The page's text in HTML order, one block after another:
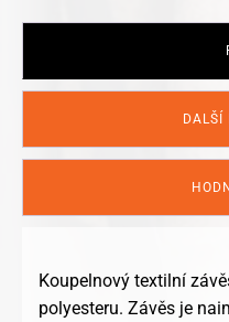
DALŠÍ
Koupelnový textilní
polyesteru. Závěs je